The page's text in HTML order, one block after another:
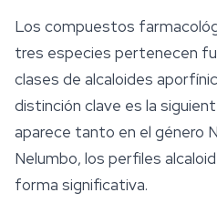
Los compuestos
tres especies pertenecen
clases de alcaloides
distinción clave es la
aparece tanto en el género
Nelumbo, los perfiles
forma significativa.